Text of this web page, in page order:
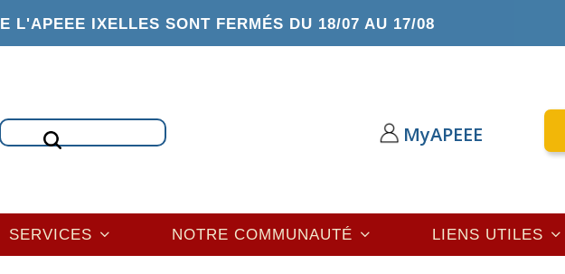
L'APEEE IXELLES SONT FERMÉS DU 18/07 AU 17/08
Rechercher MyAPEEE
SERVICES NOTRE COMMUNAUTÉ LIENS UTILES